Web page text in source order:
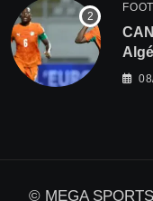
© MEGA